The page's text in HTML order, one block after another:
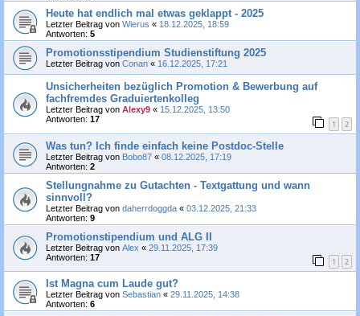
Heute hat endlich mal etwas geklappt - 2025
Letzter Beitrag von Wierus « 18.12.2025, 18:59
Antworten: 5
Promotionsstipendium Studienstiftung 2025
Letzter Beitrag von Conan « 16.12.2025, 17:21
Unsicherheiten bezüglich Promotion & Bewerbung auf
fachfremdes Graduiertenkolleg
Letzter Beitrag von Alexy9 « 15.12.2025, 13:50
Antworten: 17 1 2
Was tun? Ich finde einfach keine Postdoc-Stelle
Letzter Beitrag von Bobo87 « 08.12.2025, 17:19
Antworten: 2
Stellungnahme zu Gutachten - Textgattung und wann
sinnvoll?
Letzter Beitrag von daherrdoggda « 03.12.2025, 21:33
Antworten: 9
Promotionstipendium und ALG II
Letzter Beitrag von Alex « 29.11.2025, 17:39
Antworten: 17 1 2
Ist Magna cum Laude gut?
Letzter Beitrag von Sebastian « 29.11.2025, 14:38
Antworten: 6